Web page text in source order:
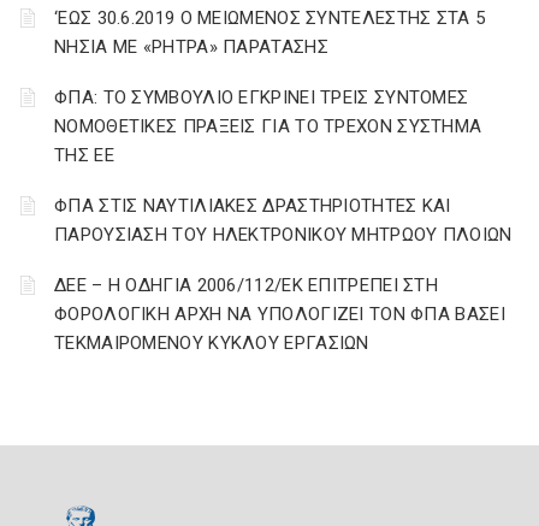
‘ΕΩΣ 30.6.2019 Ο ΜΕΙΩΜΕΝΟΣ ΣΥΝΤΕΛΕΣΤΗΣ ΣΤΑ 5
ΝΗΣΙΑ ΜΕ «ΡΗΤΡΑ» ΠΑΡΑΤΑΣΗΣ
ΦΠΑ: ΤΟ ΣΥΜΒΟΥΛΙΟ ΕΓΚΡΙΝΕΙ ΤΡΕΙΣ ΣΥΝΤΟΜΕΣ
ΝΟΜΟΘΕΤΙΚΕΣ ΠΡΑΞΕΙΣ ΓΙΑ ΤΟ ΤΡΕΧΟΝ ΣΥΣΤΗΜΑ
ΤΗΣ ΕΕ
ΦΠΑ ΣΤΙΣ ΝΑΥΤΙΛΙΑΚΕΣ ΔΡΑΣΤΗΡΙΟΤΗΤΕΣ ΚΑΙ
ΠΑΡΟΥΣΙΑΣΗ ΤΟΥ ΗΛΕΚΤΡΟΝΙΚΟΥ ΜΗΤΡΩΟΥ ΠΛΟΙΩΝ
ΔΕΕ – Η ΟΔΗΓΙΑ 2006/112/ΕΚ ΕΠΙΤΡΕΠΕΙ ΣΤΗ
ΦΟΡΟΛΟΓΙΚΗ ΑΡΧΗ ΝΑ ΥΠΟΛΟΓΙΖΕΙ ΤΟΝ ΦΠΑ ΒΑΣΕΙ
ΤΕΚΜΑΙΡΟΜΕΝΟΥ ΚΥΚΛΟΥ ΕΡΓΑΣΙΩΝ